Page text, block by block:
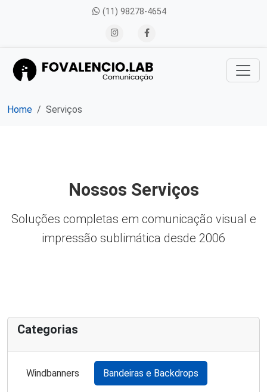
(11) 98278-4654
Home Serviços
Nossos Serviços
Soluções completas em comunicação visual e
impressão sublimática desde 2006
Categorias
Windbanners Bandeiras e Backdrops